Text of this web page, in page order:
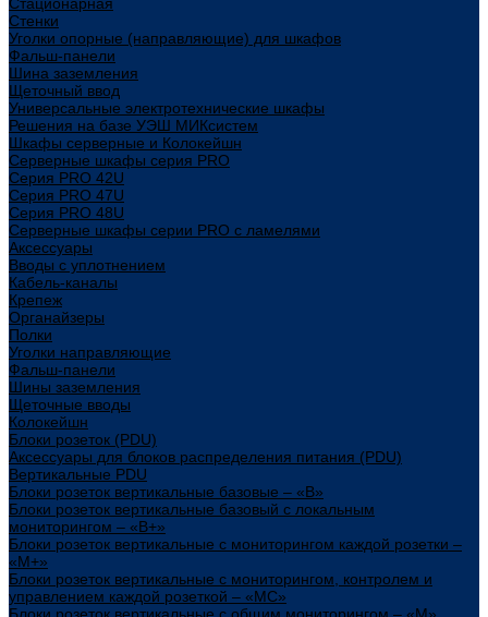
Стенки
Уголки опорные (направляющие) для шкафов
Фальш-панели
Шина заземления
Щеточный ввод
Универсальные электротехнические шкафы
Решения на базе УЭШ МИКсистем
Шкафы серверные и Колокейшн
Серверные шкафы серия PRO
Серия PRO 42U
Серия PRO 47U
Серия PRO 48U
Серверные шкафы серии PRO с ламелями
Аксессуары
Вводы с уплотнением
Кабель-каналы
Крепеж
Органайзеры
Полки
Уголки направляющие
Фальш-панели
Шины заземления
Щеточные вводы
Колокейшн
Блоки розеток (PDU)
Аксессуары для блоков распределения питания (PDU)
Вертикальные PDU
Блоки розеток вертикальные базовые – «В»
Блоки розеток вертикальные базовый с локальным
мониторингом – «В+»
Блоки розеток вертикальные с мониторингом каждой розетки –
«М+»
Блоки розеток вертикальные с мониторингом, контролем и
управлением каждой розеткой – «МС»